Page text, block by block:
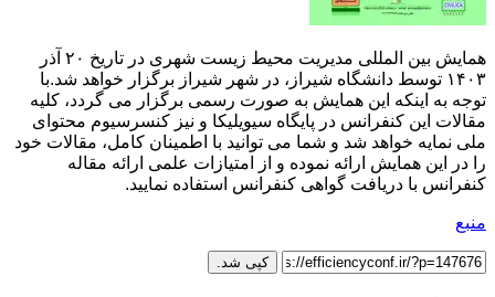
همایش بین المللی مدیریت محیط زیست شهری در تاریخ ۲۰ آذر
۱۴۰۳ توسط دانشگاه شیراز، در شهر شیراز برگزار خواهد شد.با
توجه به اینکه این همایش به صورت رسمی برگزار می گردد، کلیه
مقالات این کنفرانس در پایگاه سیویلیکا و نیز کنسرسیوم محتوای
ملی نمایه خواهد شد و شما می توانید با اطمینان کامل، مقالات خود
را در این همایش ارائه نموده و از امتیازات علمی ارائه مقاله
کنفرانس با دریافت گواهی کنفرانس استفاده نمایید.
منبع
کپی شد.